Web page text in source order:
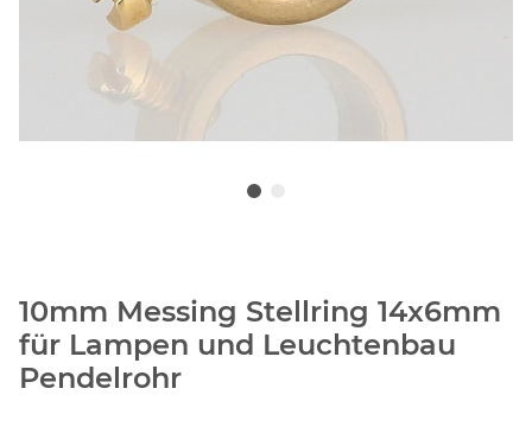
10mm Messing Stellring 14x6mm
für Lampen und Leuchtenbau
Pendelrohr